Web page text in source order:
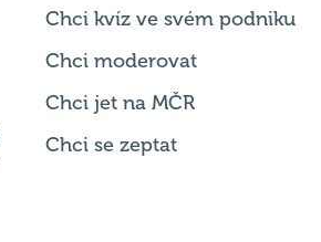
Chci kvíz ve svém podniku
Chci moderovat
Chci jet na MČR
Chci se zeptat